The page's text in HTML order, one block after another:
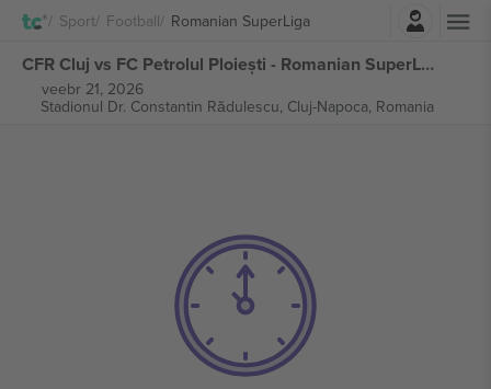
Sport Football Romanian SuperLiga
Logi sisse
CFR Cluj vs FC Petrolul Ploiești - Romanian SuperLiga piletid
veebr 21, 2026
Stadionul Dr. Constantin Rădulescu, Cluj-Napoca, Romania